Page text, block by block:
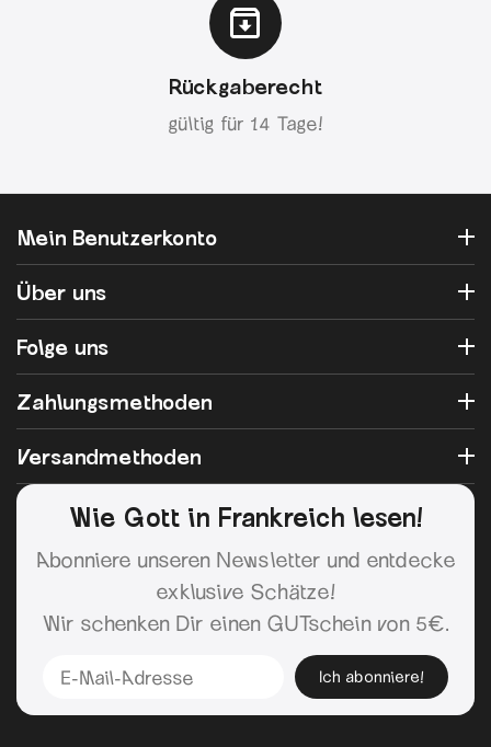
Rückgaberecht
gültig für 14 Tage!
Mein Benutzerkonto
Über uns
Folge uns
Zahlungsmethoden
Versandmethoden
Wie Gott in Frankreich lesen!
Abonniere unseren Newsletter und entdecke
exklusive Schätze!
Wir schenken Dir einen GUTschein von 5€.
Ich abonniere!